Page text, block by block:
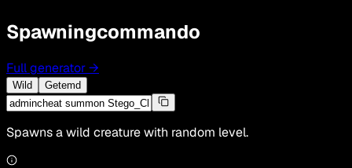
Spawningcommando
Full generator→
Wild Getemd
Spawns a wild creature with random level.